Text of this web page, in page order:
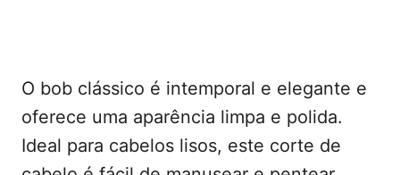
O bob clássico é intemporal e elegante e
oferece uma aparência limpa e polida.
Ideal para cabelos lisos, este corte de